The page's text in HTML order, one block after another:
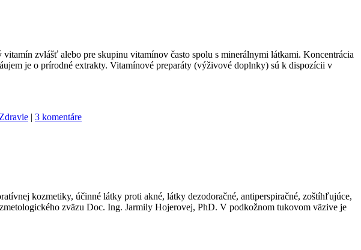
zvlášť alebo pre skupinu vitamínov často spolu s minerálnymi látkami. Koncentrácia
je o prírodné extrakty. Vitamínové preparáty (výživové doplnky) sú k dispozícii v
Zdravie | 3 komentáre
kozmetiky, účinné látky proti akné, látky dezodoračné, antiperspiračné, zoštíhľujúce,
zväzu Doc. Ing. Jarmily Hojerovej, PhD. V podkožnom tukovom väzive je